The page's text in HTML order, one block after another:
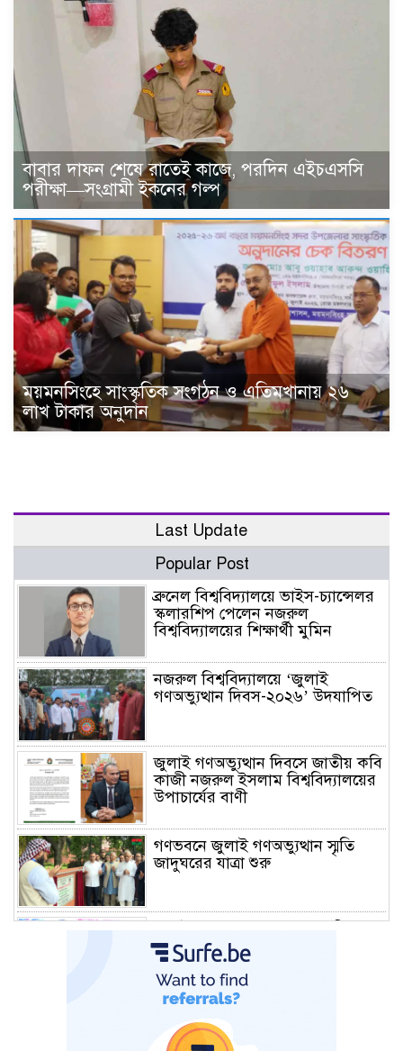
বাবার দাফন শেষে রাতেই কাজে, পরদিন এইচএসসি
পরীক্ষা—সংগ্রামী ইকনের গল্প
ময়মনসিংহে সাংস্কৃতিক সংগঠন ও এতিমখানায় ২৬
লাখ টাকার অনুদান
Last Update
Popular Post
ব্রুনেল বিশ্ববিদ্যালয়ে ভাইস-চ্যান্সেলর
স্কলারশিপ পেলেন নজরুল
বিশ্ববিদ্যালয়ের শিক্ষার্থী মুমিন
নজরুল বিশ্ববিদ্যালয়ে ‘জুলাই
গণঅভ্যুত্থান দিবস-২০২৬’ উদযাপিত
জুলাই গণঅভ্যুত্থান দিবসে জাতীয় কবি
কাজী নজরুল ইসলাম বিশ্ববিদ্যালয়ের
উপাচার্যের বাণী
গণভবনে জুলাই গণঅভ্যুত্থান স্মৃতি
জাদুঘরের যাত্রা শুরু
কোনো একক দলের নয়: প্রধানমন্ত্রী
বাংলাদেশি নিহত, গ্রেপ্তার ১